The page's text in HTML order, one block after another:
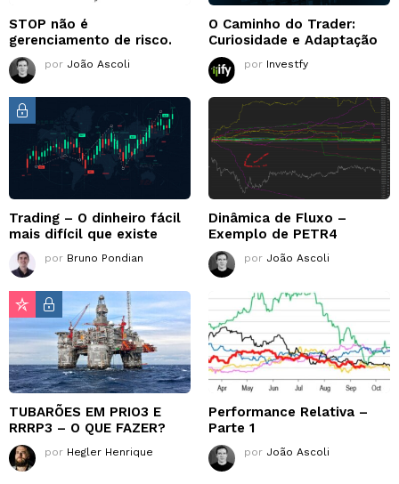
STOP não é
gerenciamento de risco.
por João Ascoli
O Caminho do Trader:
Curiosidade e Adaptação
por Investfy
Trading – O dinheiro fácil
mais difícil que existe
por Bruno Pondian
Dinâmica de Fluxo –
Exemplo de PETR4
por João Ascoli
TUBARÕES EM PRIO3 E
RRRP3 – O QUE FAZER?
por Hegler Henrique
Performance Relativa –
Parte 1
por João Ascoli